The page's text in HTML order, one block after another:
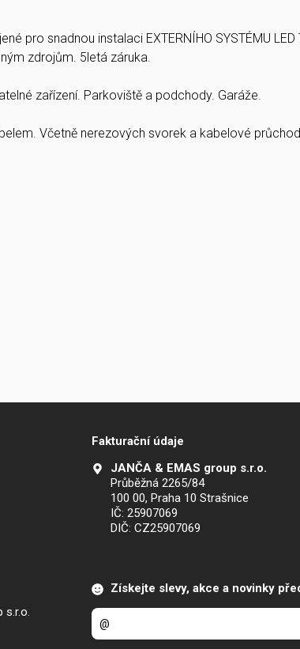
pro snadnou instalaci EXTERNÍHO SYSTÉMU
zdrojům. 5letá záruka.
zařízení. Parkoviště a podchody. Garáže.
Včetně nerezových svorek a kabelové
s.r.o.
Fakturační údaje
JANČA & EMAS group s.r.o.
Průběžná 2265/84
100 00, Praha 10 Strašnice
IČ: 25907069
DIČ: CZ25907069
Získejte slevy, akce a novinky